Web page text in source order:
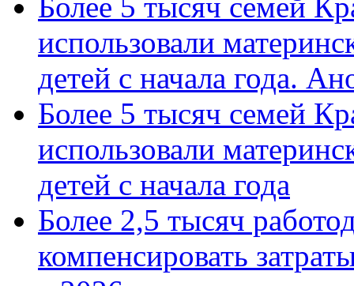
использовали
детей с начала года.
Более 5 тысяч семей
использовали
детей с начала года
Более 2,5 тысяч
компенсировать